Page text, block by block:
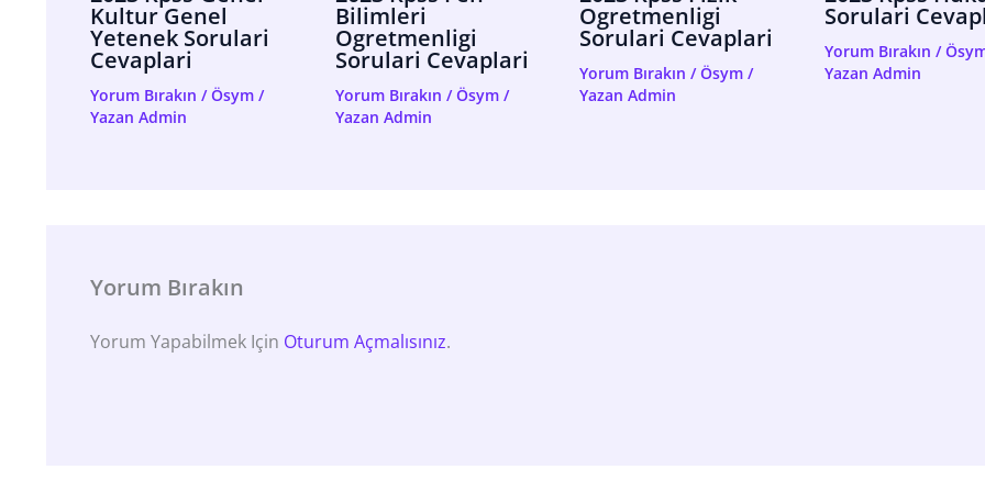
Kultur Genel
Yetenek Sorulari
Cevaplari
Yorum Bırakın /Ösym /
Yazan Admin
Bilimleri
Ogretmenligi
Sorulari Cevaplari
Yorum Bırakın /Ösym/
Yazan Admin
Ogretmenligi
Sorulari Cevaplari
Yorum Bırakın /Ösym /
Yazan Admin
Sorulari
Yorum Bırakın /
Yazan Admin
Yorum Bırakın
Yorum Yapabilmek Için Oturum Açmalısınız.